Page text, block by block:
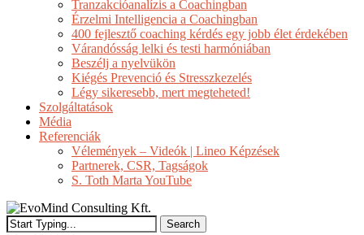
Tranzakcióanalízis a Coachingban
Érzelmi Intelligencia a Coachingban
400 fejlesztő coaching kérdés egy jobb élet érdekében
Várandósság lelki és testi harmóniában
Beszélj a nyelvükön
Kiégés Prevenció és Stresszkezelés
Légy sikeresebb, mert megteheted!
Szolgáltatások
Média
Referenciák
Vélemények – Videók | Lineo Képzések
Partnerek, CSR, Tagságok
S. Toth Marta YouTube
Search